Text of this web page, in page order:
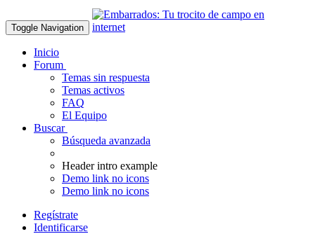
Toggle Navigation
Inicio
Forum
Temas sin respuesta
Temas activos
FAQ
El Equipo
Buscar
Búsqueda avanzada
Header intro example
Demo link no icons
Demo link no icons
Regístrate
Identificarse